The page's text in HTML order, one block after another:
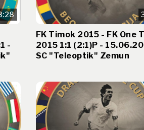
-
FK Timok 2015 - FK One
2015 1:1 (2:1)P -
SC "Teleoptik" Zemun